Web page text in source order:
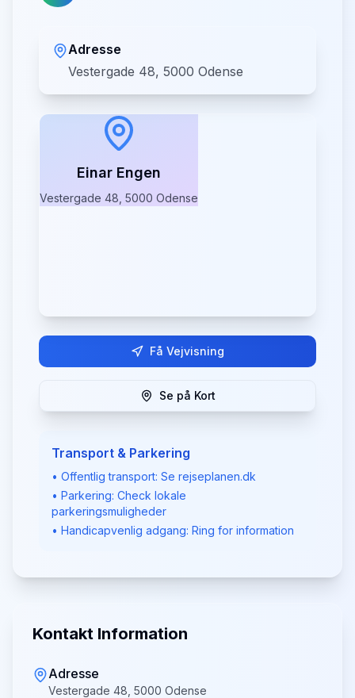
Adresse
Vestergade 48, 5000 Odense
Einar Engen
Vestergade 48, 5000 Odense
Få Vejvisning
Se på Kort
Transport & Parkering
• Offentlig transport: Se rejseplanen.dk
• Parkering: Check lokale
parkeringsmuligheder
• Handicapvenlig adgang: Ring for information
Kontakt Information
Adresse
Vestergade 48, 5000 Odense